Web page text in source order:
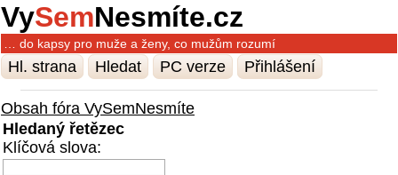
VySemNesmíte.cz
… do kapsy pro muže a ženy, co mužům rozumí
Hl. strana Hledat PC verze Přihlášení
Obsah fóra VySemNesmíte
Hledaný řetězec
Klíčová slova: